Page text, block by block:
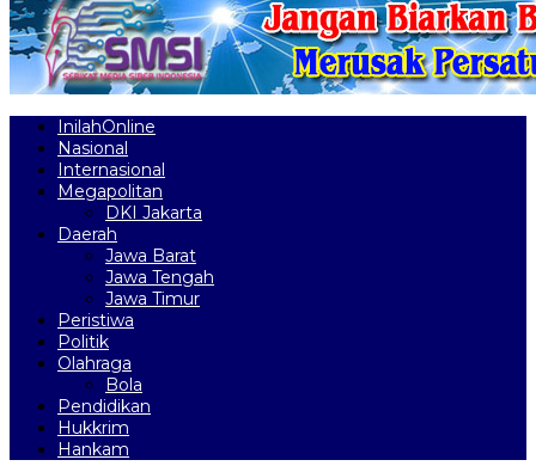
InilahOnline
Nasional
Internasional
Megapolitan
DKI Jakarta
Daerah
Jawa Barat
Jawa Tengah
Jawa Timur
Peristiwa
Politik
Olahraga
Bola
Pendidikan
Hukkrim
Hankam